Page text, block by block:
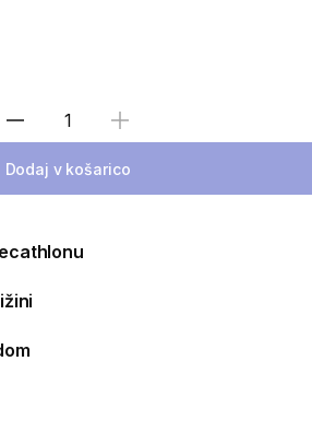
Izberite količino
Dodaj v košarico